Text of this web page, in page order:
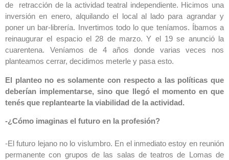
de retracción de la actividad teatral independiente. Hicimos una
inversión en enero, alquilando el local al lado para agrandar y
poner un bar-librería. Invertimos todo lo que teníamos. Íbamos a
reinaugurar el espacio el 28 de marzo. Y el 19 se anunció la
cuarentena. Veníamos de 4 años donde varias veces nos
planteamos cerrar, decidimos meterle y pasa esto.
El planteo no es solamente con respecto a las políticas que
deberían implementarse, sino que llegó el momento en que
tenés que replantearte la viabilidad de la actividad.
-¿Cómo imaginas el futuro en la profesión?
-El futuro lejano no lo vislumbro. En el inmediato estoy en reunión
permanente con grupos de las salas de teatros de Lomas de